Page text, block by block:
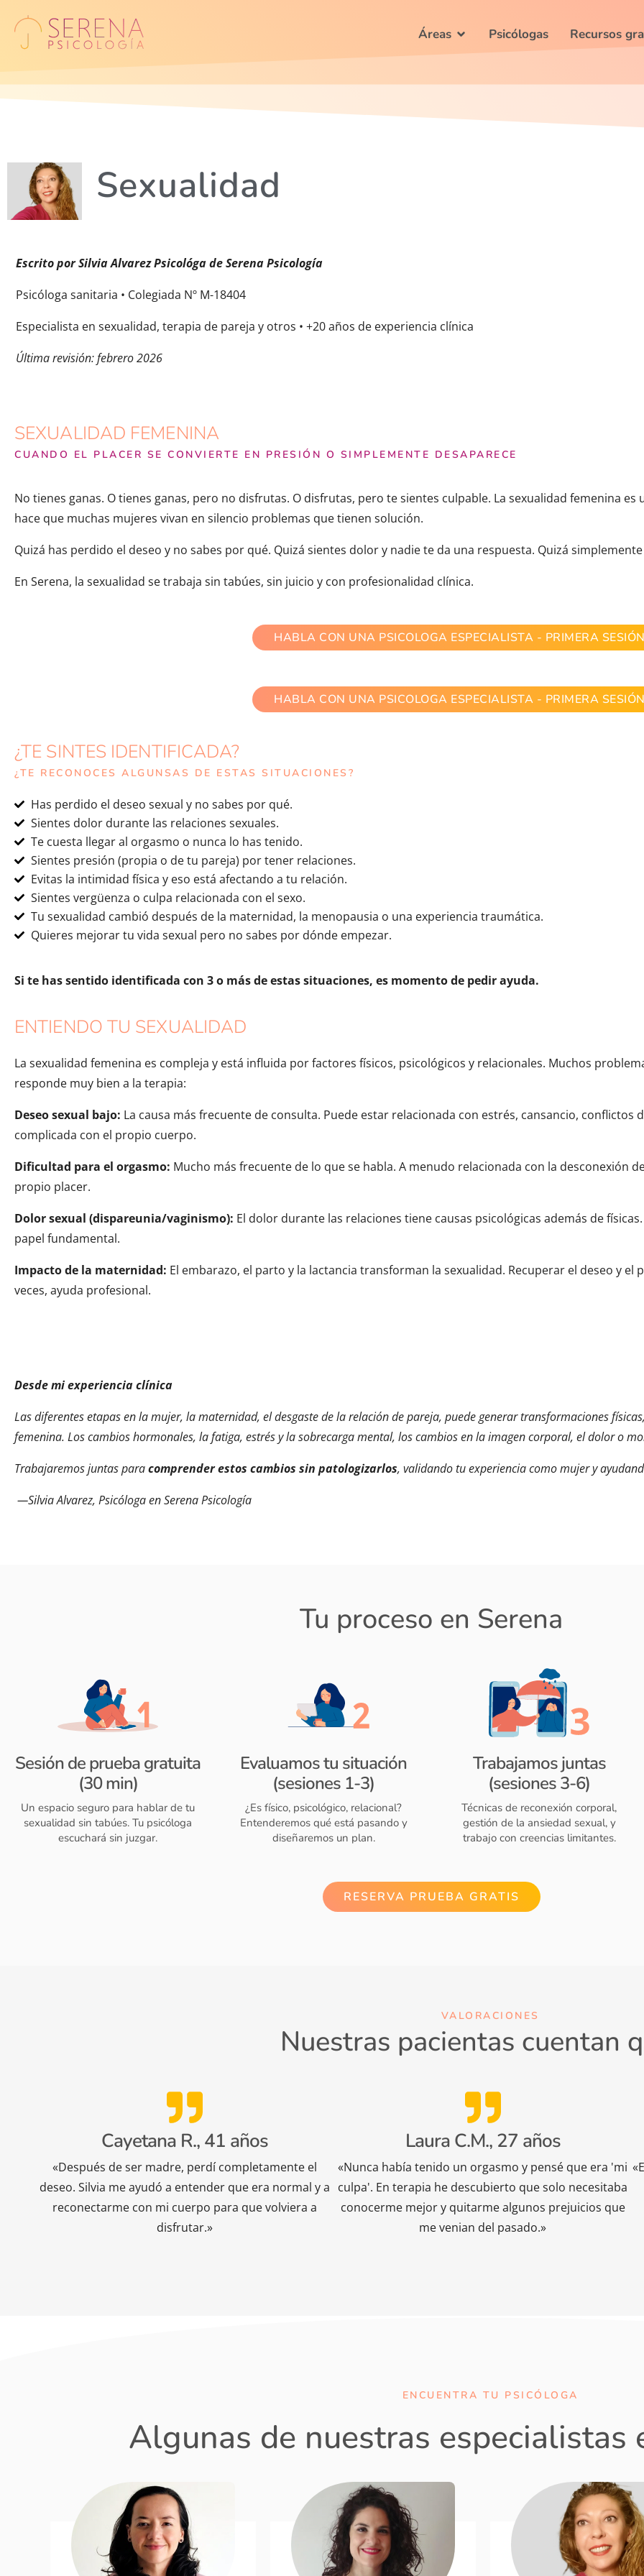
Áreas Psicólogas Recursos
Sexualidad
Escrito por Silvia Alvarez Psicológa de Serena Psicología
Psicóloga sanitaria • Colegiada Nº M-18404
Especialista en sexualidad, terapia de pareja y otros • +20 años de experiencia clínica
Última revisión: febrero 2026
SEXUALIDAD FEMENINA
CUANDO EL PLACER SE CONVIERTE EN PRESIÓN O SIMPLEMENTE DESAPARECE
No tienes ganas. O tienes ganas, pero no disfrutas. O disfrutas, pero te sientes culpable. La sexualidad femenina
hace que muchas mujeres vivan en silencio problemas que tienen solución.
Quizá has perdido el deseo y no sabes por qué. Quizá sientes dolor y nadie te da una respuesta. Quizá
En Serena, la sexualidad se trabaja sin tabúes, sin juicio y con profesionalidad clínica.
HABLA CON UNA PSICOLOGA ESPECIALISTA - PRIMERA
HABLA CON UNA PSICOLOGA ESPECIALISTA - PRIMERA
¿TE SINTES IDENTIFICADA?
¿TE RECONOCES ALGUNSAS DE ESTAS SITUACIONES?
Has perdido el deseo sexual y no sabes por qué.
Sientes dolor durante las relaciones sexuales.
Te cuesta llegar al orgasmo o nunca lo has tenido.
Sientes presión (propia o de tu pareja) por tener relaciones.
Evitas la intimidad física y eso está afectando a tu relación.
Sientes vergüenza o culpa relacionada con el sexo.
Tu sexualidad cambió después de la maternidad, la menopausia o una experiencia traumática.
Quieres mejorar tu vida sexual pero no sabes por dónde empezar.
Si te has sentido identificada con 3 o más de estas situaciones, es momento de pedir ayuda.
ENTIENDO TU SEXUALIDAD
La sexualidad femenina es compleja y está influida por factores físicos, psicológicos y relacionales. Muchos
responde muy bien a la terapia:
Deseo sexual bajo: La causa más frecuente de consulta. Puede estar relacionada con estrés, cansancio,
complicada con el propio cuerpo.
Dificultad para el orgasmo: Mucho más frecuente de lo que se habla. A menudo relacionada con la desconexión
propio placer.
Dolor sexual (dispareunia/vaginismo): El dolor durante las relaciones tiene causas psicológicas además de
papel fundamental.
Impacto de la maternidad: El embarazo, el parto y la lactancia transforman la sexualidad. Recuperar el deseo y
veces, ayuda profesional.
Desde mi experiencia clínica
Las diferentes etapas en la mujer, la maternidad, el desgaste de la relación de pareja, puede generar transformaciones
femenina. Los cambios hormonales, la fatiga, estrés y la sobrecarga mental, los cambios en la imagen corporal, el dolor o
Trabajaremos juntas paracomprender estos cambios sin patologizarlos, validando tu experiencia como mujer y
—Silvia Alvarez, Psicóloga en Serena Psicología
Tu proceso en Serena
Sesión de prueba gratuita
(30 min)
Un espacio seguro para hablar de tu
sexualidad sin tabúes. Tu psicóloga
escuchará sin juzgar.
Evaluamos tu situación
(sesiones 1-3)
¿Es físico, psicológico, relacional?
Entenderemos qué está pasando y
diseñaremos un plan.
Trabajamos juntas
(sesiones 3-6)
Técnicas de reconexión corporal,
gestión de la ansiedad sexual, y
trabajo con creencias limitantes.
RESERVA PRUEBA GRATIS
VALORACIONES
Nuestras pacientas cuentan
Cayetana R., 41 años
«Después de ser madre, perdí completamente el
deseo. Silvia me ayudó a entender que era normal y a
reconectarme con mi cuerpo para que volviera a
disfrutar.»
Laura C.M., 27 años
«Nunca había tenido un orgasmo y pensé que era 'mi
culpa'. En terapia he descubierto que solo necesitaba
conocerme mejor y quitarme algunos prejuicios que
me venian del pasado.»
ENCUENTRA TU PSICÓLOGA
Algunas de nuestras especialistas